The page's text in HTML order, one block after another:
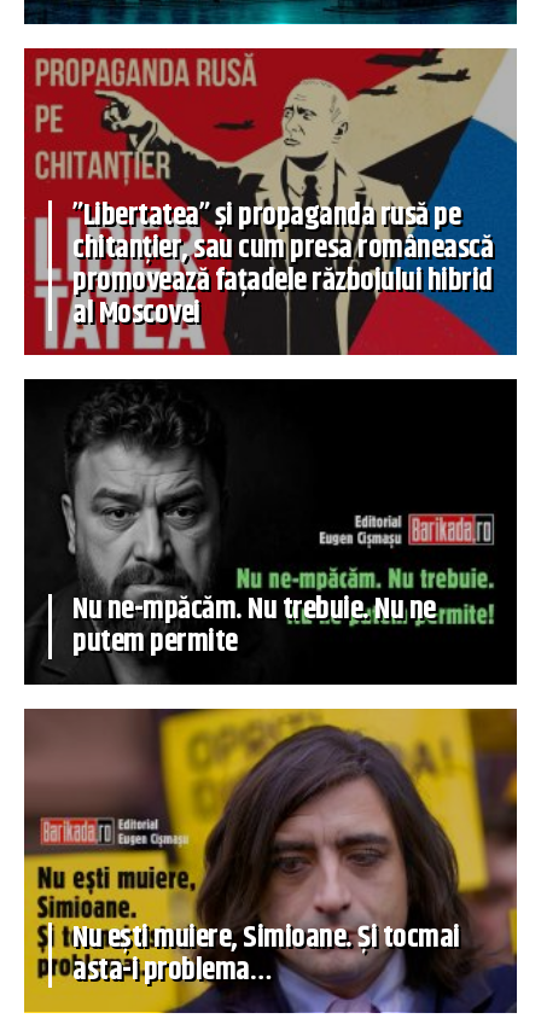
”Libertatea” și propaganda rusă pe
chitanțier, sau cum presa românească
promovează fațadele războiului hibrid
al Moscovei
Nu ne-mpăcăm. Nu trebuie. Nu ne
putem permite
Nu ești muiere, Simioane. Și tocmai
asta-i problema…